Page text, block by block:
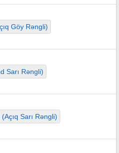
Göy Rəngli)
Sarı Rəngli)
(Açıq Sarı Rəngli)